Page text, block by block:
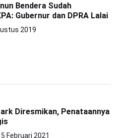
Bendera Sudah
Gubernur dan DPRA Lalai
2019
Diresmikan, Penataannya
5 Februari 2021